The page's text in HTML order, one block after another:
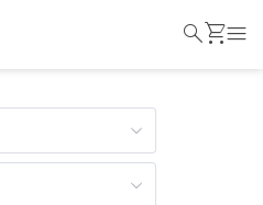
searchshopping_cartmenu